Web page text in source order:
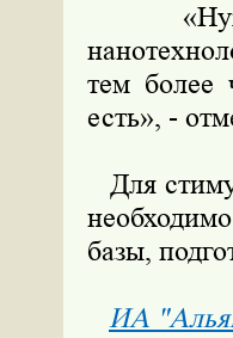
«Нужно
тем более
есть», -
Для
базы,
ИА